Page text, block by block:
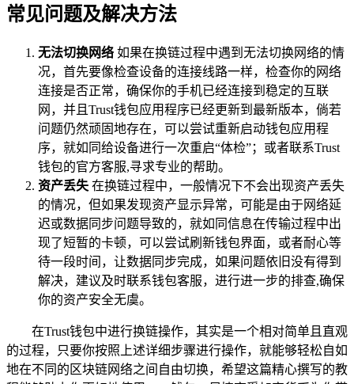
常见问题及解决方法
无法切换网络 如果在换链过程中遇到无法切换网络的情
况，首先要像检查设备的连接线路一样，检查你的网络
连接是否正常，确保你的手机已经连接到稳定的互联
网，并且Trust钱包应用程序已经更新到最新版本，倘若
问题仍然顽固地存在，可以尝试重新启动钱包应用程
序，就如同给设备进行一次重启“体检”；或者联系Trust
钱包的官方客服,寻求专业的帮助。
资产丢失 在换链过程中，一般情况下不会出现资产丢失
的情况，但如果发现资产显示异常，可能是由于网络延
迟或数据同步问题导致的，就如同信息在传输过程中出
现了短暂的卡顿，可以尝试刷新钱包界面，或者耐心等
待一段时间，让数据同步完成，如果问题依旧没有得到
解决，建议及时联系钱包客服，进行进一步的排查,确保
你的资产安全无虞。
在Trust钱包中进行换链操作，其实是一个相对简单且直观
的过程，只要你按照上述详细步骤进行操作，就能够轻松自如
地在不同的区块链网络之间自由切换，希望这篇精心撰写的教